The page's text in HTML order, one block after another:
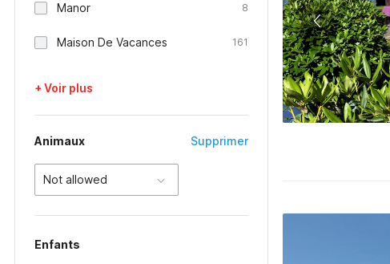
Manor 8
Maison De Vacances 161
+ Voir plus
Animaux Supprimer
Not allowed
Enfants